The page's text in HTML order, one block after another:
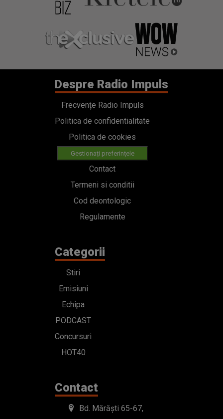
Despre Radio Impuls
Frecvențe Radio Impuls
Politica de confidentialitate
Politica de cookies
Gestionați preferințele
Contact
Termeni si conditii
Cod deontologic
Regulamente
Categorii
Stiri
Emisiuni
Echipa
PODCAST
Concursuri
HOT40
Contact
Bd. Mărăști 65-67,